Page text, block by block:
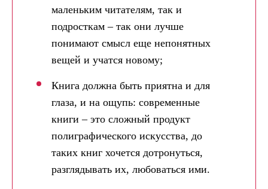
маленьким читателям, так и
подросткам – так они лучше
понимают смысл еще непонятных
вещей и учатся новому;
Книга должна быть приятна и для
глаза, и на ощупь: современные
книги – это сложный продукт
полиграфического искусства, до
таких книг хочется дотронуться,
разглядывать их, любоваться ими.